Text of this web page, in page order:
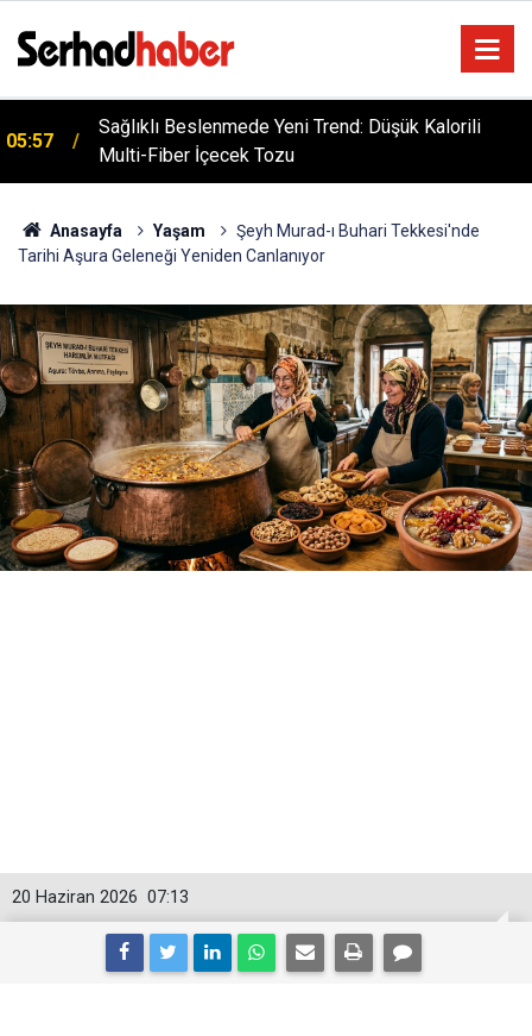
05:57
Sağlıklı Beslenmede Yeni Trend: Düşük Kalorili
Multi-Fiber İçecek Tozu
Anasayfa Yaşam
Şeyh Murad-ı Buhari Tekkesi'nde
Tarihi Aşura Geleneği Yeniden Canlanıyor
07:13
20 Haziran 2026